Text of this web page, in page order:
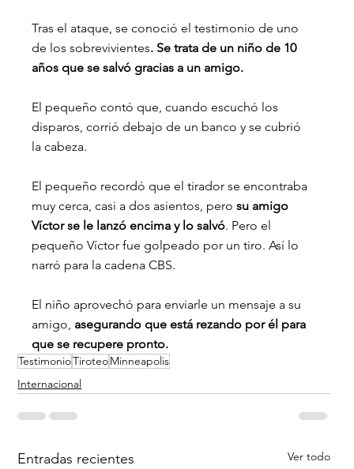
Tras el ataque, se conoció el testimonio de uno
de los sobrevivientes. Se trata de un niño de 10
años que se salvó gracias a un amigo.
El pequeño contó que, cuando escuchó los
disparos, corrió debajo de un banco y se cubrió
la cabeza.
El pequeño recordó que el tirador se encontraba
muy cerca, casi a dos asientos, pero su amigo
Víctor se le lanzó encima y lo salvó. Pero el
pequeño Víctor fue golpeado por un tiro. Así lo
narró para la cadena CBS.
El niño aprovechó para enviarle un mensaje a su
amigo, asegurando que está rezando por él para
que se recupere pronto.
TestimonioTiroteoMinneapolis
Internacional
Entradas recientes Ver todo